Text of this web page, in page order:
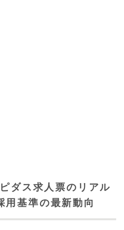
ダス求人票のリアル
用基準の最新動向